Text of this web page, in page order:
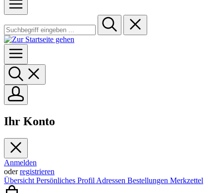
Ihr Konto
Anmelden
oderregistrieren
Übersicht Persönliches Profil Adressen Bestellungen Merkzettel